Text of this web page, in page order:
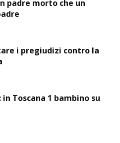
padre morto che un
i pregiudizi contro la
Toscana 1 bambino su